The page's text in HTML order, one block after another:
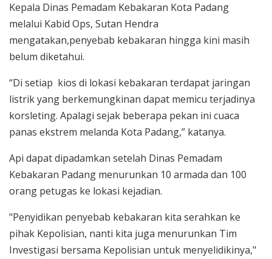
Kepala Dinas Pemadam Kebakaran Kota Padang
melalui Kabid Ops, Sutan Hendra
mengatakan,penyebab kebakaran hingga kini masih
belum diketahui.
“Di setiap kios di lokasi kebakaran terdapat jaringan
listrik yang berkemungkinan dapat memicu terjadinya
korsleting. Apalagi sejak beberapa pekan ini cuaca
panas ekstrem melanda Kota Padang,” katanya.
Api dapat dipadamkan setelah Dinas Pemadam
Kebakaran Padang menurunkan 10 armada dan 100
orang petugas ke lokasi kejadian.
"Penyidikan penyebab kebakaran kita serahkan ke
pihak Kepolisian, nanti kita juga menurunkan Tim
Investigasi bersama Kepolisian untuk menyelidikinya,"